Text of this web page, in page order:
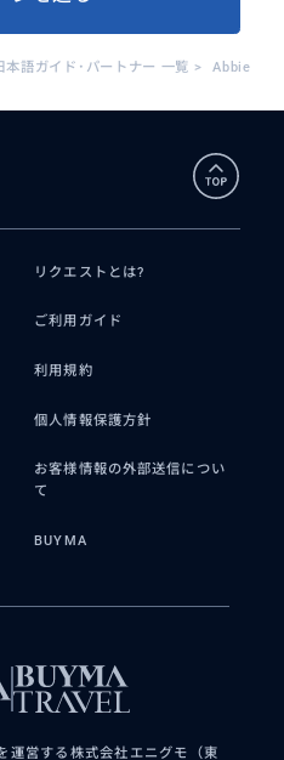
本語ガイド･パートナー 一覧 > Abbie
リクエストとは?
ご利用ガイド
利用規約
個人情報保護方針
お客様情報の外部送信につい
て
BUYMA
運営する株式会社エニグモ（東